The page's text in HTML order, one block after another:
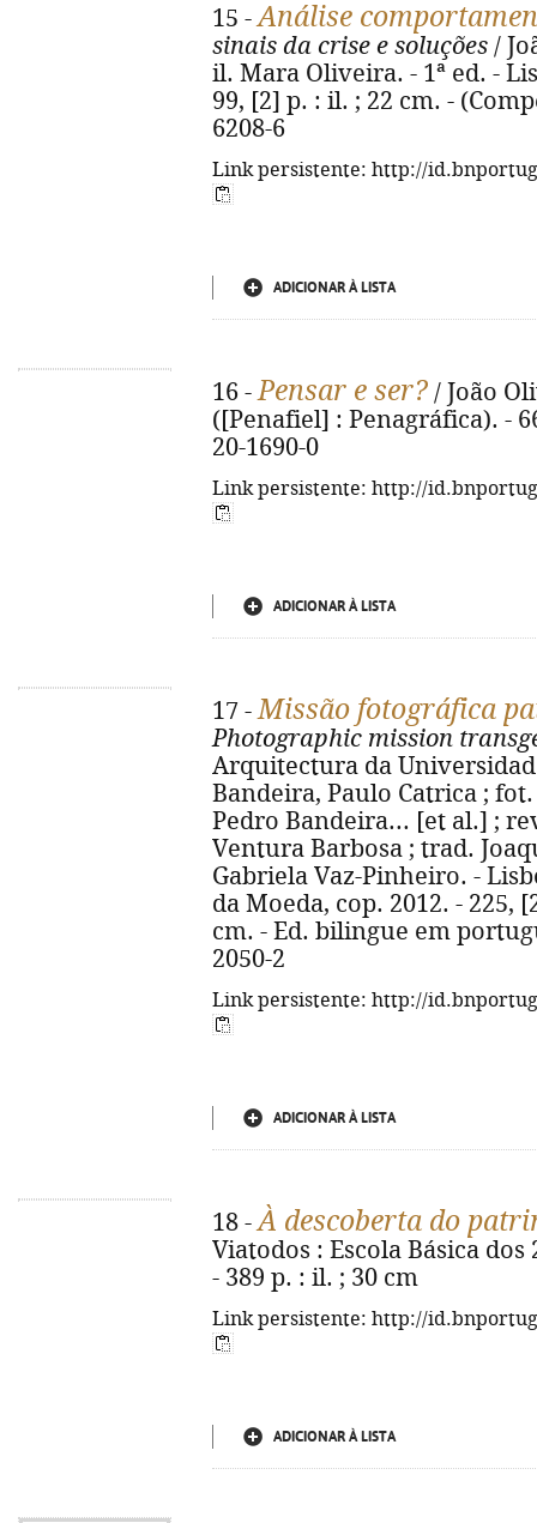
15 -Análise
sinais da crise e soluções /
il. Mara Oliveira. - 1ª ed. -
99, [2] p. : il. ; 22 cm. -
6208-6
Link persistente: http://
ADICIONAR À LISTA
16 -Pensar e ser? / João
([Penafiel] : Penagráfica). -
20-1690-0
Link persistente: http://
ADICIONAR À LISTA
17 -Missão fotográfica
Photographic mission
Arquitectura da
Bandeira, Paulo Catrica ;
Pedro Bandeira... [et al.] ;
Ventura Barbosa ; trad.
Gabriela Vaz-Pinheiro. -
da Moeda, cop. 2012. - 225,
cm. - Ed. bilingue em
2050-2
Link persistente: http://
ADICIONAR À LISTA
18 -À descoberta do
Viatodos : Escola Básica dos
- 389 p. : il. ; 30 cm
Link persistente: http://
ADICIONAR À LISTA